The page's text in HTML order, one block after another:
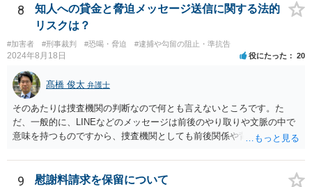
風俗で働いていたことをばらす」といって返金を迫る行為について
は，恐喝罪（犯罪）が成立すると考えられます。 重要なことは， １
相手方に対して「お金を返す」という約束をしないこと。贈与である
と言い張ること ２ 相手方に対して「あなたのやっていることは恐喝
です」と伝えること です。 上記をご自身で行うのは難しいかもしれま
せんから，弁護士に相談して，代わりにやってもらったほうが良いで
しょう。
8
知人への貸金と脅迫メッセージ送信に関する法的
リスクは？
#加害者 #刑事裁判 #恐喝・脅迫 #逮捕や勾留の阻止・準抗告
2024年8月18日 役にたった 20
髙橋 俊太 弁護士
そのあたりは捜査機関の判断なので何とも言えないところです。た
だ、一般的に、LINEなどのメッセージは前後のやり取りや文脈の中で
意味を持つものですから、捜査機関としても前後関係や背景について
9 慰謝料請求を保留について